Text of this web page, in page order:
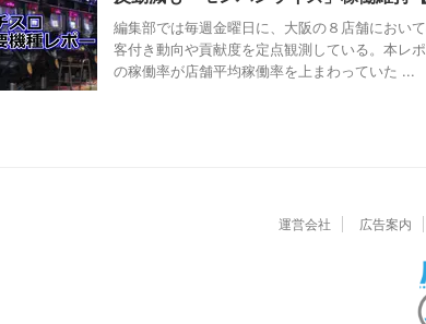
編集部では毎週金曜日に、大阪の８店舗におい
客付き動向や貢献度を定点観測している。本レ
の稼働率が店舗平均稼働率を上まわっていた ...
運営会社 広告案内